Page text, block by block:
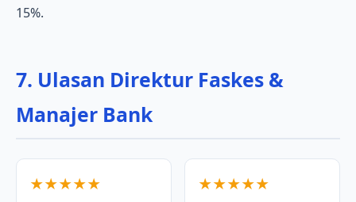
15%.
7. Ulasan Direktur Faskes &
Manajer Bank
★★★★★ ★★★★★